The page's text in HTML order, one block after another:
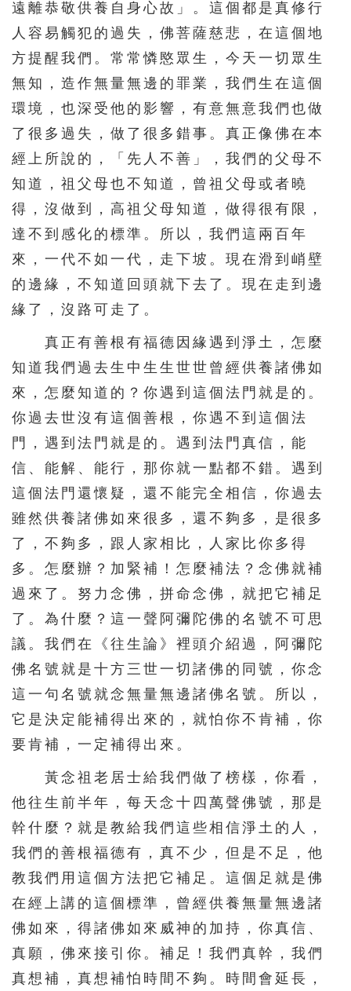
遠離恭敬供養自身心故」。這個都是真修行
人容易觸犯的過失，佛菩薩慈悲，在這個地
方提醒我們。常常憐愍眾生，今天一切眾生
無知，造作無量無邊的罪業，我們生在這個
環境，也深受他的影響，有意無意我們也做
了很多過失，做了很多錯事。真正像佛在本
經上所說的，「先人不善」，我們的父母不
知道，祖父母也不知道，曾祖父母或者曉
得，沒做到，高祖父母知道，做得很有限，
達不到感化的標準。所以，我們這兩百年
來，一代不如一代，走下坡。現在滑到峭壁
的邊緣，不知道回頭就下去了。現在走到邊
緣了，沒路可走了。
真正有善根有福德因緣遇到淨土，怎麼
知道我們過去生中生生世世曾經供養諸佛如
來，怎麼知道的？你遇到這個法門就是的。
你過去世沒有這個善根，你遇不到這個法
門，遇到法門就是的。遇到法門真信，能
信、能解、能行，那你就一點都不錯。遇到
這個法門還懷疑，還不能完全相信，你過去
雖然供養諸佛如來很多，還不夠多，是很多
了，不夠多，跟人家相比，人家比你多得
多。怎麼辦？加緊補！怎麼補法？念佛就補
過來了。努力念佛，拼命念佛，就把它補足
了。為什麼？這一聲阿彌陀佛的名號不可思
議。我們在《往生論》裡頭介紹過，阿彌陀
佛名號就是十方三世一切諸佛的同號，你念
這一句名號就念無量無邊諸佛名號。所以，
它是決定能補得出來的，就怕你不肯補，你
要肯補，一定補得出來。
黃念祖老居士給我們做了榜樣，你看，
他往生前半年，每天念十四萬聲佛號，那是
幹什麼？就是教給我們這些相信淨土的人，
我們的善根福德有，真不少，但是不足，他
教我們用這個方法把它補足。這個足就是佛
在經上講的這個標準，曾經供養無量無邊諸
佛如來，得諸佛如來威神的加持，你真信、
真願，佛來接引你。補足！我們真幹，我們
真想補，真想補怕時間不夠。時間會延長，